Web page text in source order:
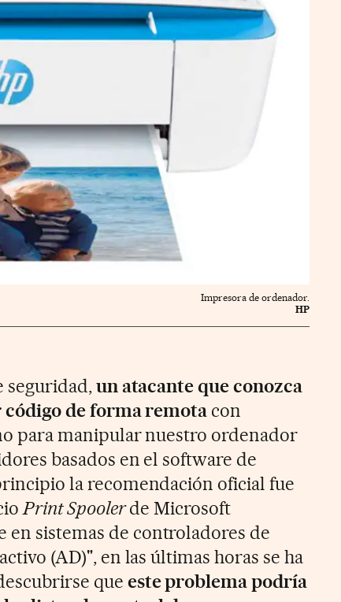
Impresora de ordenador.
HP
seguridad,un atacante que conozca
de forma remota con
para manipular nuestro ordenador
basados en el software de
la recomendación oficial fue
Print Spoolerde Microsoft
sistemas de controladores de
(AD)", en las últimas horas se ha
que este problema podría